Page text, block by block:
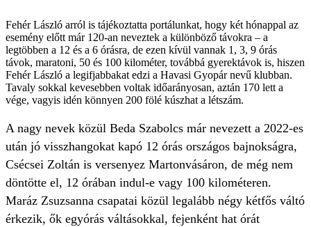
Fehér László arról is tájékoztatta portálunkat, hogy két hónappal az
esemény előtt már 120-an neveztek a különböző távokra – a
legtöbben a 12 és a 6 órásra, de ezen kívül vannak 1, 3, 9 órás
távok, maratoni, 50 és 100 kilométer, továbbá gyerektávok is, hiszen
Fehér László a legifjabbakat edzi a Havasi Gyopár nevű klubban.
Tavaly sokkal kevesebben voltak időarányosan, aztán 170 lett a
vége, vagyis idén könnyen 200 fölé kúszhat a létszám.
A nagy nevek közül Beda Szabolcs már nevezett a 2022-es
után jó visszhangokat kapó 12 órás országos bajnokságra,
Csécsei Zoltán is versenyez Martonvásáron, de még nem
döntötte el, 12 órában indul-e vagy 100 kilométeren.
Maráz Zsuzsanna csapatai közül legalább négy kétfős váltó
érkezik, ők egyórás váltásokkal, fejenként hat órát